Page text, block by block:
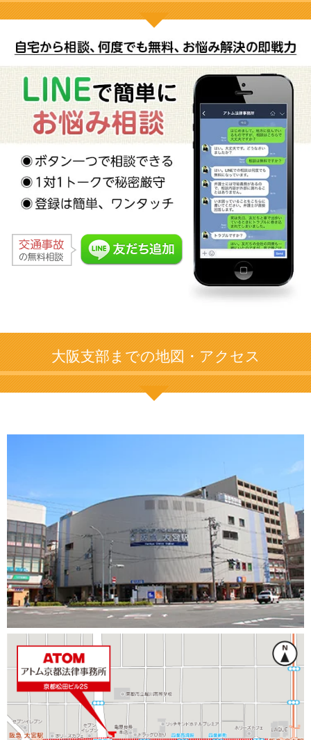
大阪支部までの地図・アクセス